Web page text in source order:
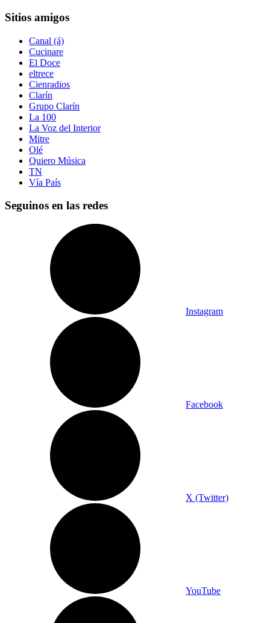
Sitios amigos
Canal (á)
Cucinare
El Doce
eltrece
Cienradios
Clarín
Grupo Clarín
La 100
La Voz del Interior
Mitre
Olé
Quiero Música
TN
Vía País
Seguinos en las redes
Instagram
Facebook
X (Twitter)
YouTube